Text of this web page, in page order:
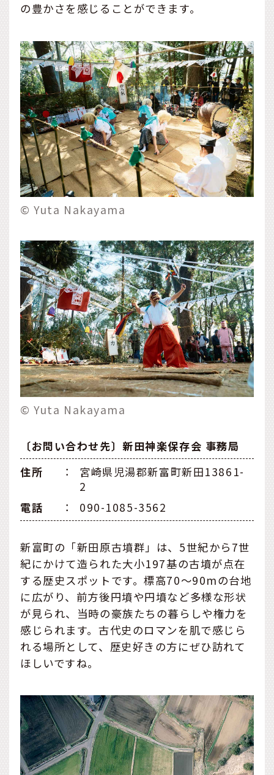
の豊かさを感じることができます。
© Yuta Nakayama
© Yuta Nakayama
〔お問い合わせ先〕新田神楽保存会 事務局
住所
：
宮崎県児湯郡新富町新田13861-
2
電話
： 090-1085-3562
新富町の「新田原古墳群」は、5世紀から7世
紀にかけて造られた大小197基の古墳が点在
する歴史スポットです。標高70～90mの台地
に広がり、前方後円墳や円墳など多様な形状
が見られ、当時の豪族たちの暮らしや権力を
感じられます。古代史のロマンを肌で感じら
れる場所として、歴史好きの方にぜひ訪れて
ほしいですね。